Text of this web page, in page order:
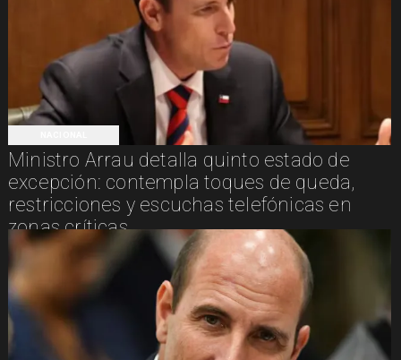
Ministro Arrau detalla quinto estado de
excepción: contempla toques de queda,
restricciones y escuchas telefónicas en
zonas críticas